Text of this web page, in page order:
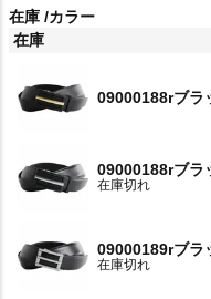
在庫 カラー
在庫
09000188rブラ
09000188rブラ
在庫切れ
09000189rブラ
在庫切れ